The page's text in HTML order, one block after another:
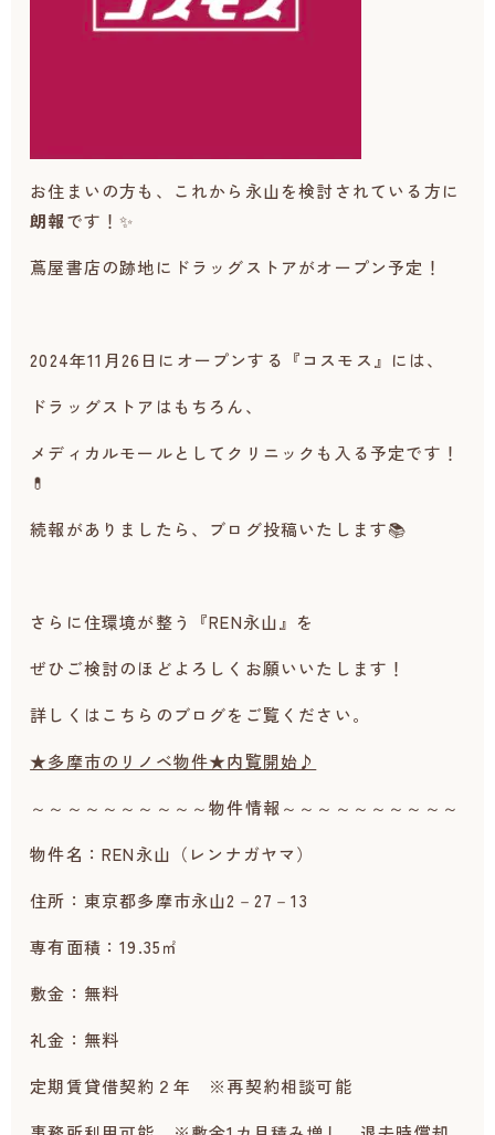
お住まいの方も、これから永山を検討されている方に
朗報です！✨
蔦屋書店の跡地にドラッグストアがオープン予定！
2024年11月26日にオープンする『コスモス』には、
ドラッグストアはもちろん、
メディカルモールとしてクリニックも入る予定です！
💊
続報がありましたら、ブログ投稿いたします📚
さらに住環境が整う『REN永山』を
ぜひご検討のほどよろしくお願いいたします！
詳しくはこちらのブログをご覧ください。
★多摩市のリノベ物件★内覧開始♪
～～～～～～～～～～物件情報～～～～～～～～～～
物件名：REN永山（レンナガヤマ）
住所：東京都多摩市永山2－27－13
専有面積：19.35㎡
敷金：無料
礼金：無料
定期賃貸借契約２年 ※再契約相談可能